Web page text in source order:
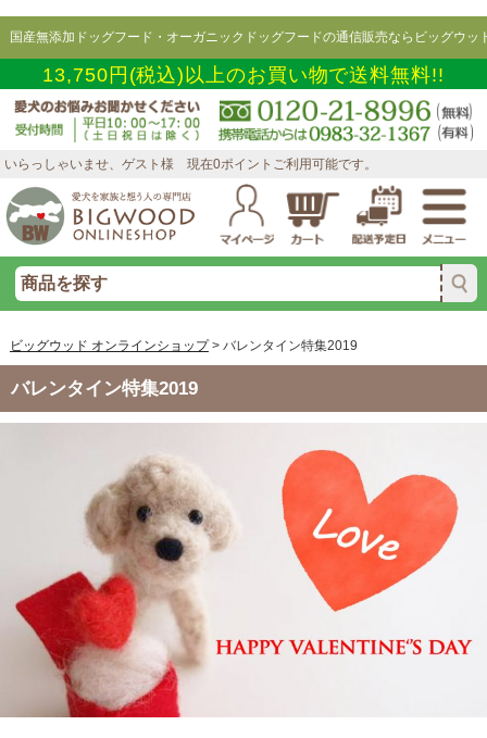
国産無添加ドッグフード・オーガニックドッグフードの通信販売ならビッグウッ
13,750円(税込)以上のお買い物で送料無料!!
いらっしゃいませ、ゲスト様 現在0ポイントご利用可能です。
ビッグウッド オンラインショップ> バレンタイン特集2019
バレンタイン特集2019